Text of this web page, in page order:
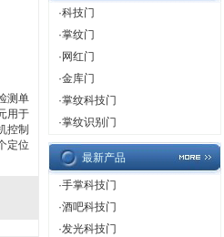
测单
用于
控制
定位
·科技门
·掌纹门
· 网红门
·金库门
·掌纹科技门
·掌纹识别门
最新产品
·手掌科技门
·酒吧科技门
·发光科技门